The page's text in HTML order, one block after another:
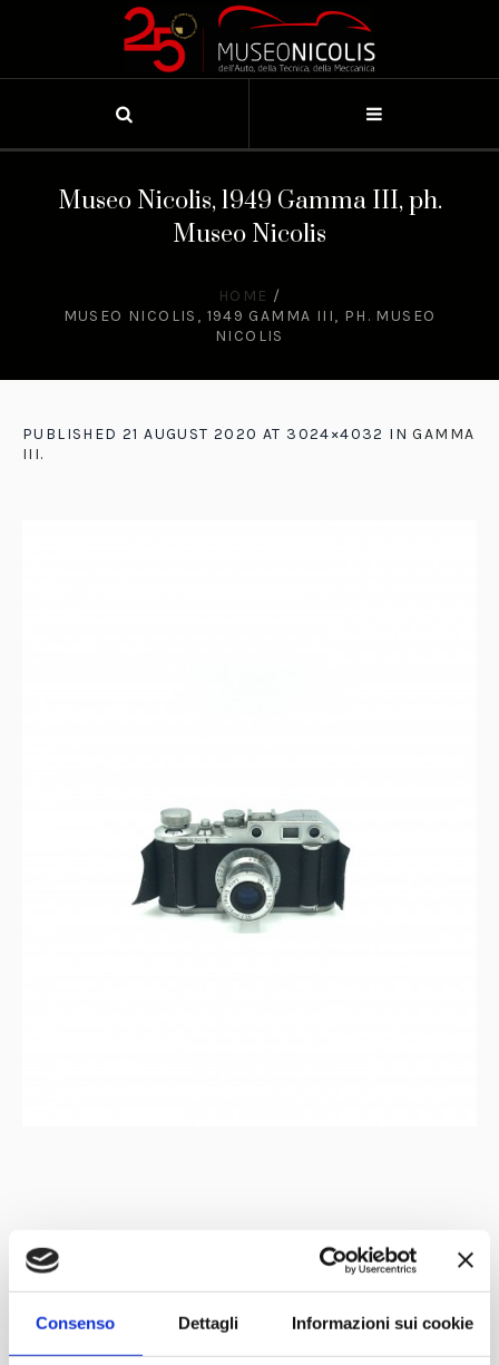
Consenso Dettagli Informazioni sui cookie
Museo Nicolis, 1949 Gamma III, ph.
Museo Nicolis
HOME /
MUSEO NICOLIS, 1949 GAMMA III, PH. MUSEO
NICOLIS
PUBLISHED 21 AUGUST 2020 AT 3024×4032 INGAMMA
III.
Under the patronage of Network